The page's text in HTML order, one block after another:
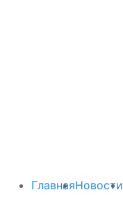
ГлавнаяНовости